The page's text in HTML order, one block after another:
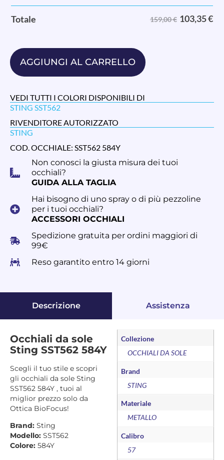
Totale 159,00 € 103,35€
AGGIUNGI AL CARRELLO
VEDI TUTTI I COLORI DISPONIBILI DI
STING SST562
RIVENDITORE AUTORIZZATO
STING
COD. OCCHIALE: SST562 584Y
Non conosci la giusta misura dei tuoi
occhiali?
GUIDA ALLA TAGLIA
Hai bisogno di uno spray o di più pezzoline
per i tuoi occhiali?
ACCESSORI OCCHIALI
Spedizione gratuita per ordini maggiori di
99€
Reso garantito entro 14 giorni
Descrizione Assistenza
Occhiali da sole
Sting SST562 584Y
Scegli il tuo stile e scopri
gli occhiali da sole Sting
SST562 584Y , tuoi al
miglior prezzo solo da
Ottica BioFocus!
Brand: Sting
Modello: SST562
Colore: 584Y
Collezione
OCCHIALI DA SOLE
Brand
STING
Materiale
METALLO
Calibro
57